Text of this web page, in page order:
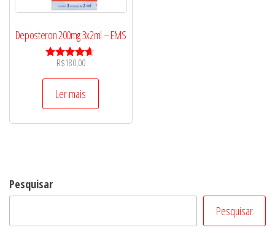
Deposteron 200mg 3x2ml – EMS
Avaliação
R$180,00
Ler mais
Pesquisar
Pesquisar